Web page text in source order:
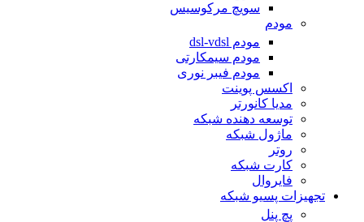
سویچ مرکوسیس
مودم
مودم dsl-vdsl
مودم سیمکارتی
مودم فیبر نوری
اکسس پوینت
مدیا کانورتر
توسعه دهنده شبکه
ماژول شبکه
روتر
کارت شبکه
فایروال
تجهیزات پسیو شبکه
پچ پنل